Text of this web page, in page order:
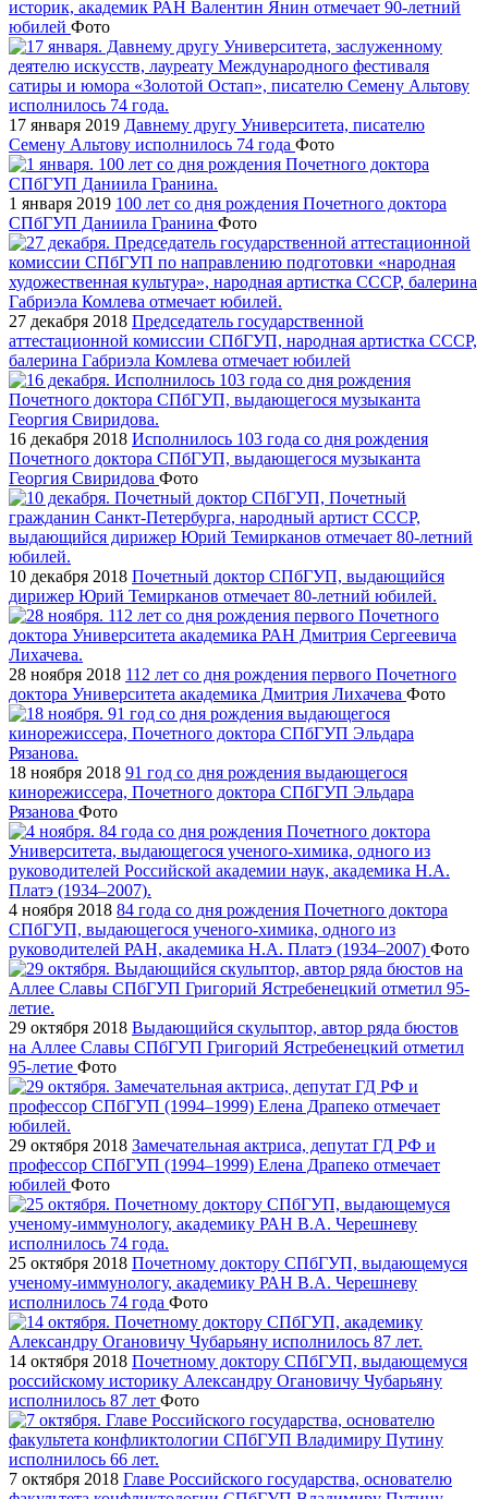
историк, академик РАН Валентин Янин отмечает 90-летний
юбилей Фото
17 января 2019 Давнему другу Университета, писателю
Семену Альтову исполнилось 74 года Фото
1 января 2019 100 лет со дня рождения Почетного доктора
СПбГУП Даниила Гранина Фото
27 декабря 2018 Председатель государственной
аттестационной комиссии СПбГУП, народная артистка СССР,
балерина Габриэла Комлева отмечает юбилей
16 декабря 2018 Исполнилось 103 года со дня рождения
Почетного доктора СПбГУП, выдающегося музыканта
Георгия Свиридова Фото
10 декабря 2018 Почетный доктор СПбГУП, выдающийся
дирижер Юрий Темирканов отмечает 80-летний юбилей.
28 ноября 2018 112 лет со дня рождения первого Почетного
доктора Университета академика Дмитрия Лихачева Фото
18 ноября 2018 91 год со дня рождения выдающегося
кинорежиссера, Почетного доктора СПбГУП Эльдара
Рязанова Фото
4 ноября 2018 84 года со дня рождения Почетного доктора
СПбГУП, выдающегося ученого-химика, одного из
руководителей РАН, академика Н.А. Платэ (1934–2007) Фото
29 октября 2018 Выдающийся скульптор, автор ряда бюстов
на Аллее Славы СПбГУП Григорий Ястребенецкий отметил
95-летие Фото
29 октября 2018 Замечательная актриса, депутат ГД РФ и
профессор СПбГУП (1994–1999) Елена Драпеко отмечает
юбилей Фото
25 октября 2018 Почетному доктору СПбГУП, выдающемуся
ученому-иммунологу, академику РАН В.А. Черешневу
исполнилось 74 года Фото
14 октября 2018 Почетному доктору СПбГУП, выдающемуся
российскому историку Александру Огановичу Чубарьяну
исполнилось 87 лет Фото
7 октября 2018 Главе Российского государства, основателю